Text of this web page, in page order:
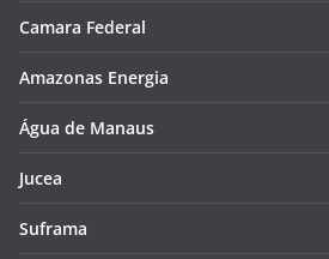
Camara Federal
Amazonas Energia
Água de Manaus
Jucea
Suframa